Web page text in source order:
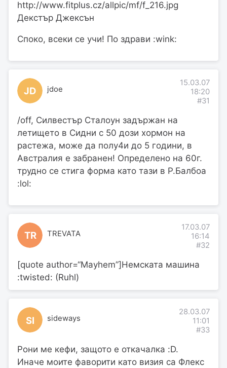
http://www.fitplus.cz/allpic/mf/f_216.jpg
Декстър Джексън
Споко, всеки се учи! По здрави :wink:
JD jdoe
15.03.07
18:20
#31
/off, Силвестър Сталоун задържан на
летището в Сидни с 50 дози хормон на
растежа, може да полу4и до 5 години, в
Австралия е забранен! Определено на 60г.
трудно се стига форма като тази в Р.Балбоа
:lol:
TR TREVATA
17.03.07
16:14
#32
[quote author=“Mayhem”]Немската машина
:twisted: (Ruhl)
SI sideways
28.03.07
11:01
#33
Рони ме кефи, защото е откачалка :D.
Иначе моите фаворити като визия са Флекс